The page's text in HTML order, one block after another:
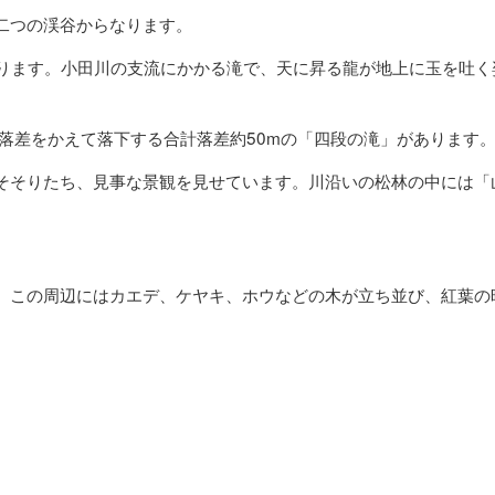
の渓谷からなります。
す。小田川の支流にかかる滝で、天に昇る龍が地上に玉を吐
をかえて落下する合計落差約50mの「四段の滝」があります。
りたち、見事な景観を見せています。川沿いの松林の中には
の周辺にはカエデ、ケヤキ、ホウなどの木が立ち並び、紅葉